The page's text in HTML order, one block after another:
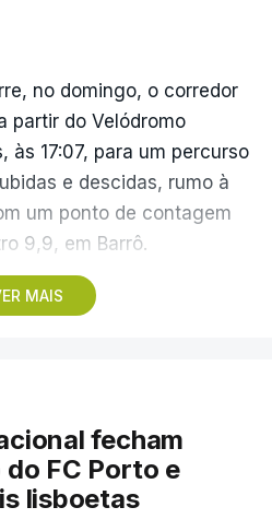
MAIS
no domingo, o corredor
partir do Velódromo
às 17:07, para um percurso
e descidas, rumo à
um ponto de contagem
9,9, em Barrô.
2024 e de 2025 e mais
para o colega de
anular 01.26
tão curta.
(Localiza Meoo-Swift
fecham
FC Porto e
lisboetas